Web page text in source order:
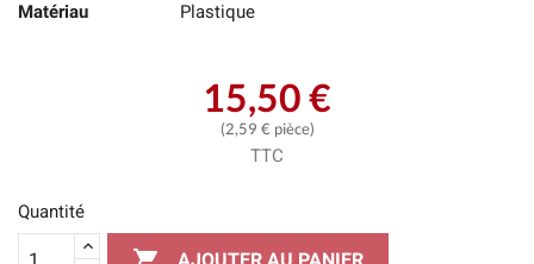
Matériau Plastique
15,50 €
(2,59 € pièce)
TTC
Quantité